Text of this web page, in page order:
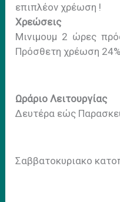
επιπλέον χρέωση !
Χρεώσεις
Μινιμουμ 2 ώρες
Πρόσθετη χρέωση
Ωράριο Λειτουργίας
Δευτέρα εώς
Σαββατοκυριακο